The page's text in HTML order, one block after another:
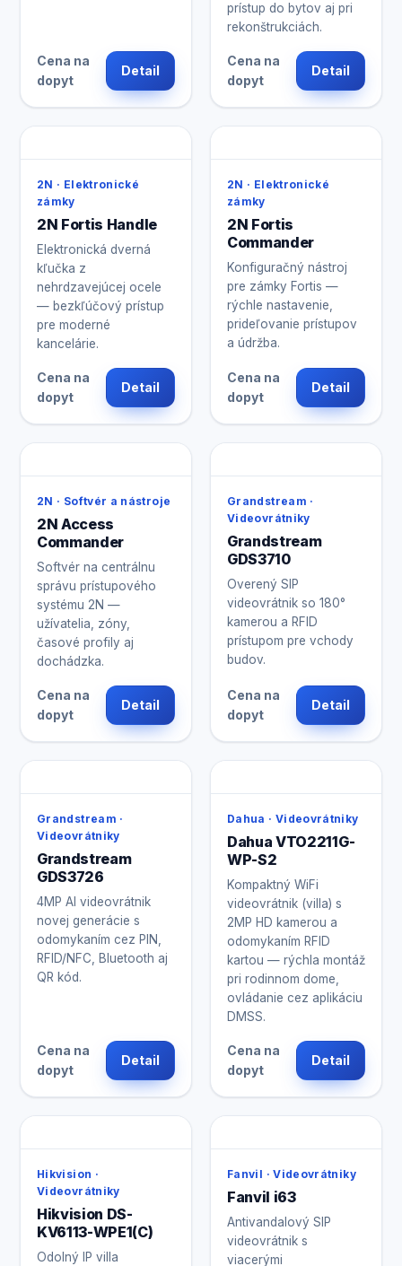
Cena na
dopyt
Detail
prístup do bytov aj pri
rekonštrukciách.
Cena na
dopyt
Detail
2N · Elektronické
zámky
2N Fortis Handle
Elektronická dverná
kľučka z
nehrdzavejúcej ocele
— bezkľúčový prístup
pre moderné
kancelárie.
Cena na
dopyt
Detail
2N · Elektronické
zámky
2N Fortis
Commander
Konfiguračný nástroj
pre zámky Fortis —
rýchle nastavenie,
prideľovanie prístupov
a údržba.
Cena na
dopyt
Detail
2N · Softvér a nástroje
2N Access
Commander
Softvér na centrálnu
správu prístupového
systému 2N —
užívatelia, zóny,
časové profily aj
dochádzka.
Cena na
dopyt
Detail
Grandstream ·
Videovrátniky
Grandstream
GDS3710
Overený SIP
videovrátnik so 180°
kamerou a RFID
prístupom pre vchody
budov.
Cena na
dopyt
Detail
Grandstream ·
Videovrátniky
Grandstream
GDS3726
4MP AI videovrátnik
novej generácie s
odomykaním cez PIN,
RFID/NFC, Bluetooth aj
QR kód.
Cena na
dopyt
Detail
Dahua · Videovrátniky
Dahua VTO2211G-
WP-S2
Kompaktný WiFi
videovrátnik (villa) s
2MP HD kamerou a
odomykaním RFID
kartou — rýchla montáž
pri rodinnom dome,
ovládanie cez aplikáciu
DMSS.
Cena na
dopyt
Detail
Hikvision ·
Videovrátniky
Hikvision DS-
KV6113-WPE1(C)
Odolný IP villa
Fanvil · Videovrátniky
Fanvil i63
Antivandalový SIP
videovrátnik s
viacerými